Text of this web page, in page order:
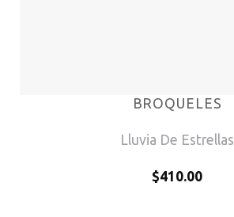
BROQUELES
Lluvia De Estrellas
$410.00